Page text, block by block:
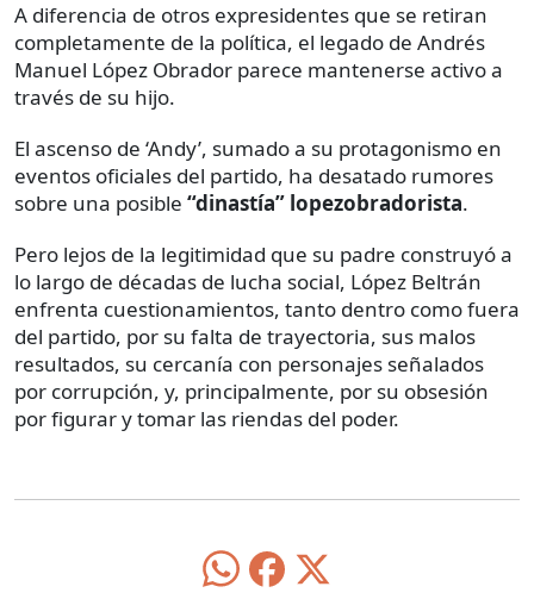
A diferencia de otros expresidentes que se retiran
completamente de la política, el legado de Andrés
Manuel López Obrador parece mantenerse activo a
través de su hijo.
El ascenso de ‘Andy’, sumado a su protagonismo en
eventos oficiales del partido, ha desatado rumores
sobre una posible “dinastía” lopezobradorista.
Pero lejos de la legitimidad que su padre construyó a
lo largo de décadas de lucha social, López Beltrán
enfrenta cuestionamientos, tanto dentro como fuera
del partido, por su falta de trayectoria, sus malos
resultados, su cercanía con personajes señalados
por corrupción, y, principalmente, por su obsesión
por figurar y tomar las riendas del poder.